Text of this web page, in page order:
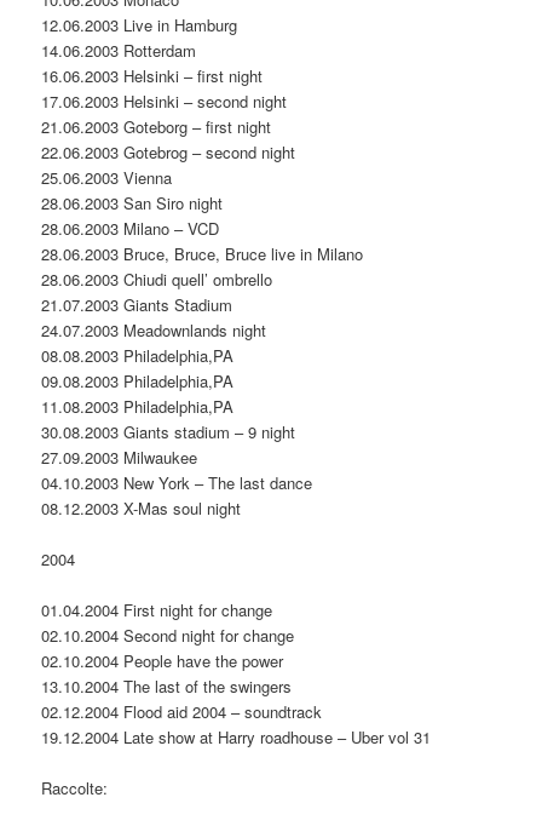
12.06.2003 Live in Hamburg
14.06.2003 Rotterdam
16.06.2003 Helsinki – first night
17.06.2003 Helsinki – second night
21.06.2003 Goteborg – first night
22.06.2003 Gotebrog – second night
25.06.2003 Vienna
28.06.2003 San Siro night
28.06.2003 Milano – VCD
28.06.2003 Bruce, Bruce, Bruce live in Milano
28.06.2003 Chiudi quell’ ombrello
21.07.2003 Giants Stadium
24.07.2003 Meadownlands night
08.08.2003 Philadelphia,PA
09.08.2003 Philadelphia,PA
11.08.2003 Philadelphia,PA
30.08.2003 Giants stadium – 9 night
27.09.2003 Milwaukee
04.10.2003 New York – The last dance
08.12.2003 X-Mas soul night
2004
01.04.2004 First night for change
02.10.2004 Second night for change
02.10.2004 People have the power
13.10.2004 The last of the swingers
02.12.2004 Flood aid 2004 – soundtrack
19.12.2004 Late show at Harry roadhouse – Uber vol 31
Raccolte: